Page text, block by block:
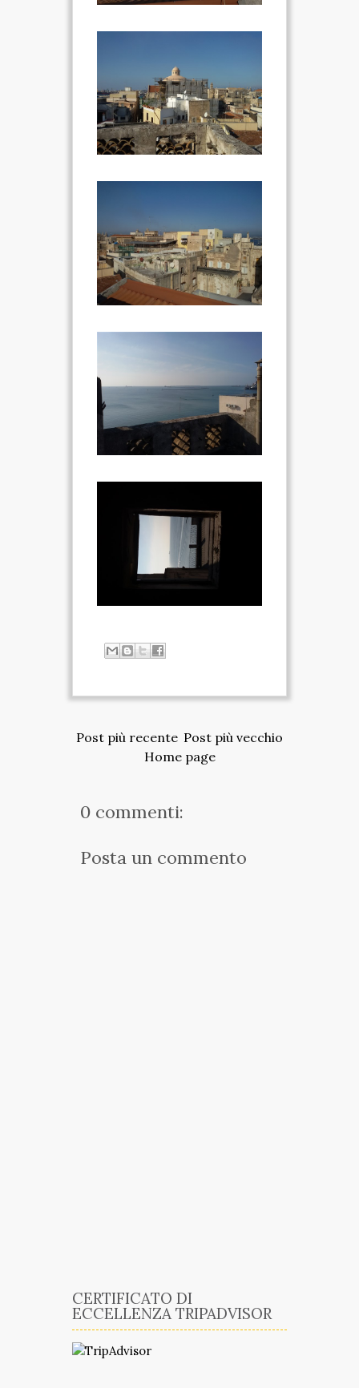
Post più recente Post più vecchio
Home page
0 commenti:
Posta un commento
CERTIFICATO DI
ECCELLENZA TRIPADVISOR